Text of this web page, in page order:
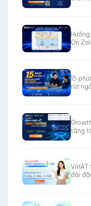
On
15
rút
tăng
ViHAT
đãi